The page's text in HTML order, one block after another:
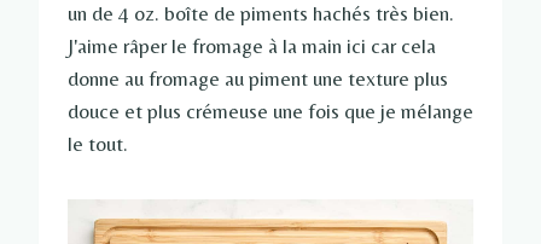
un de 4 oz. boîte de piments hachés très bien.
J'aime râper le fromage à la main ici car cela
donne au fromage au piment une texture plus
douce et plus crémeuse une fois que je mélange
le tout.